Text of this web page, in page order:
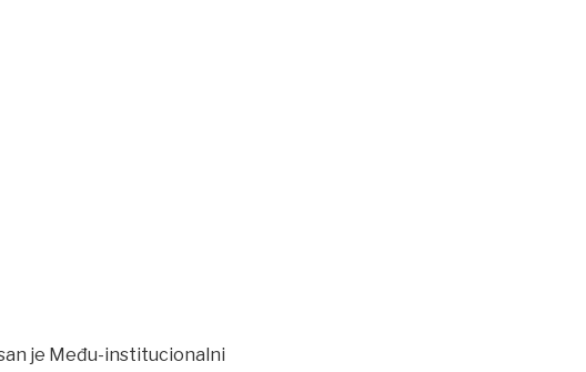
je Među-institucionalni